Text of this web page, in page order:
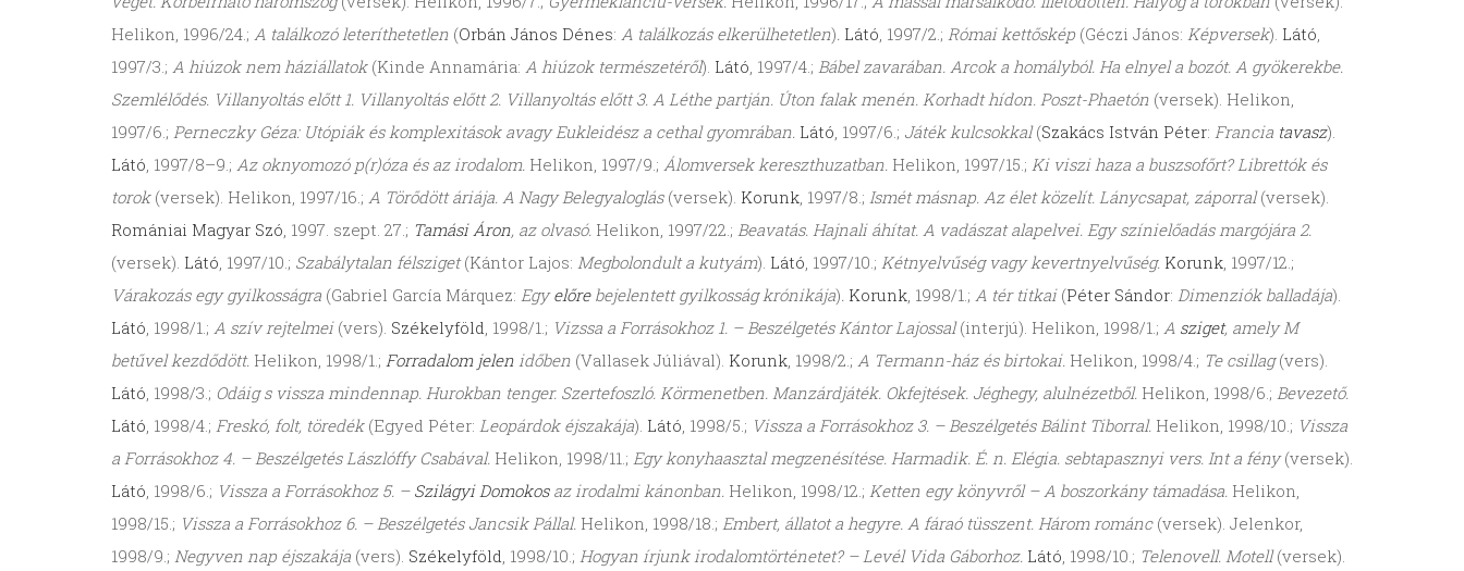
Helikon, 1996/24.; A találkozó leteríthetetlen (Orbán János Dénes: A találkozás elkerülhetetlen). Látó, 1997/2.; Római kettőskép (Géczi János: Képversek). Látó,
1997/3.; A hiúzok nem háziállatok (Kinde Annamária: A hiúzok természetéről). Látó, 1997/4.; Bábel zavarában. Arcok a homályból. Ha elnyel a bozót. A gyökerekbe.
Szemlélődés. Villanyoltás előtt 1. Villanyoltás előtt 2. Villanyoltás előtt 3. A Léthe partján. Úton falak menén. Korhadt hídon. Poszt-Phaetón (versek). Helikon,
1997/6.; Perneczky Géza: Utópiák és komplexitások avagy Eukleidész a cethal gyomrában. Látó, 1997/6.; Játék kulcsokkal(Szakács István Péter: Francia tavasz).
Látó, 1997/8–9.; Az oknyomozó p(r)óza és az irodalom. Helikon, 1997/9.; Álomversek kereszthuzatban. Helikon, 1997/15.; Ki viszi haza a buszsofőrt? Librettók és
torok (versek). Helikon, 1997/16.; A Törődött áriája. A Nagy Belegyaloglás (versek). Korunk, 1997/8.; Ismét másnap. Az élet közelít. Lánycsapat, záporral(versek).
Romániai Magyar Szó, 1997. szept. 27.; Tamási Áron, az olvasó. Helikon, 1997/22.; Beavatás. Hajnali áhítat. A vadászat alapelvei. Egy színielőadás margójára 2.
(versek). Látó, 1997/10.; Szabálytalan félsziget(Kántor Lajos: Megbolondult a kutyám). Látó, 1997/10.; Kétnyelvűség vagy kevertnyelvűség. Korunk, 1997/12.;
Várakozás egy gyilkosságra (Gabriel García Márquez: Egyelőrebejelentett gyilkosság krónikája). Korunk, 1998/1.; A tér titkai (Péter Sándor: Dimenziók balladája).
Látó, 1998/1.; A szív rejtelmei (vers). Székelyföld, 1998/1.; Vizssa a Forrásokhoz 1. – Beszélgetés Kántor Lajossal(interjú). Helikon, 1998/1.; A sziget, amely M
betűvel kezdődött. Helikon, 1998/1.; Forradalom jelen időben (Vallasek Júliával). Korunk, 1998/2.; A Termann-ház és birtokai. Helikon, 1998/4.; Te csillag(vers).
Látó, 1998/3.; Odáig s vissza mindennap. Hurokban tenger. Szertefoszló. Körmenetben. Manzárdjáték. Okfejtések. Jéghegy, alulnézetből. Helikon, 1998/6.; Bevezető.
Látó, 1998/4.; Freskó, folt, töredék (Egyed Péter: Leopárdok éjszakája). Látó, 1998/5.; Vissza a Forrásokhoz 3. – Beszélgetés Bálint Tiborral. Helikon, 1998/10.; Vissza
a Forrásokhoz 4. – Beszélgetés Lászlóffy Csabával. Helikon, 1998/11.; Egy konyhaasztal megzenésítése. Harmadik. É. n. Elégia. sebtapasznyi vers. Int a fény(versek).
Látó, 1998/6.; Vissza a Forrásokhoz 5. – Szilágyi Domokosaz irodalmi kánonban. Helikon, 1998/12.; Ketten egy könyvről – A boszorkány támadása. Helikon,
1998/15.; Vissza a Forrásokhoz 6. – Beszélgetés Jancsik Pállal. Helikon, 1998/18.; Embert, állatot a hegyre. A fáraó tüsszent. Három románc (versek). Jelenkor,
1998/9.; Negyven nap éjszakája (vers). Székelyföld, 1998/10.; Hogyan írjunk irodalomtörténetet? – Levél Vida Gáborhoz. Látó, 1998/10.; Telenovell. Motell(versek).